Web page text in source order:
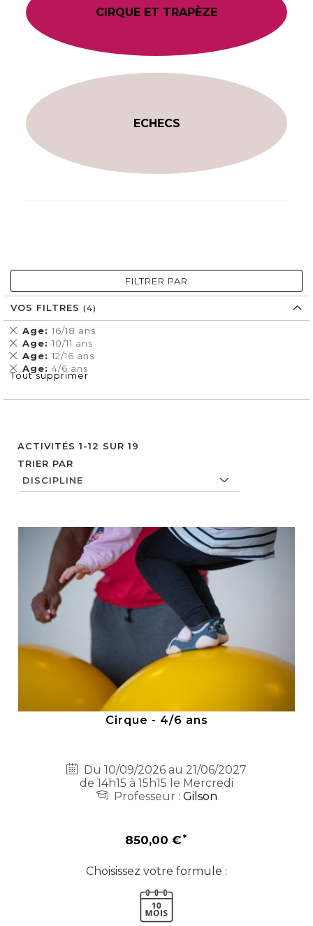
CIRQUE ET TRAPÈZE
ECHECS
ACTIVITÉS 1-12 SUR 19
TRIER PAR
Cirque - 4/6 ans
Du 10/09/2026 au 21/06/2027
de 14h15 à 15h15 le Mercredi
Professeur : Gilson
850,00 €
Choisissez votre formule :
FILTRER PAR
VOS FILTRES
Age 16/18 ans
Supprimer
cet
Élément
Age 10/11 ans
Supprimer
cet
Élément
Age 12/16 ans
Supprimer
cet
Élément
Age 4/6 ans
Supprimer
cet
Tout supprimer